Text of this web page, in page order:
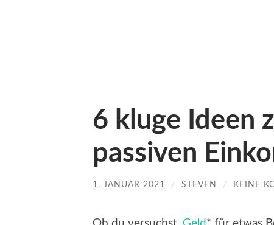
6 kluge Ideen
passiven
1. JANUAR 2021 / STEVEN / KEINE